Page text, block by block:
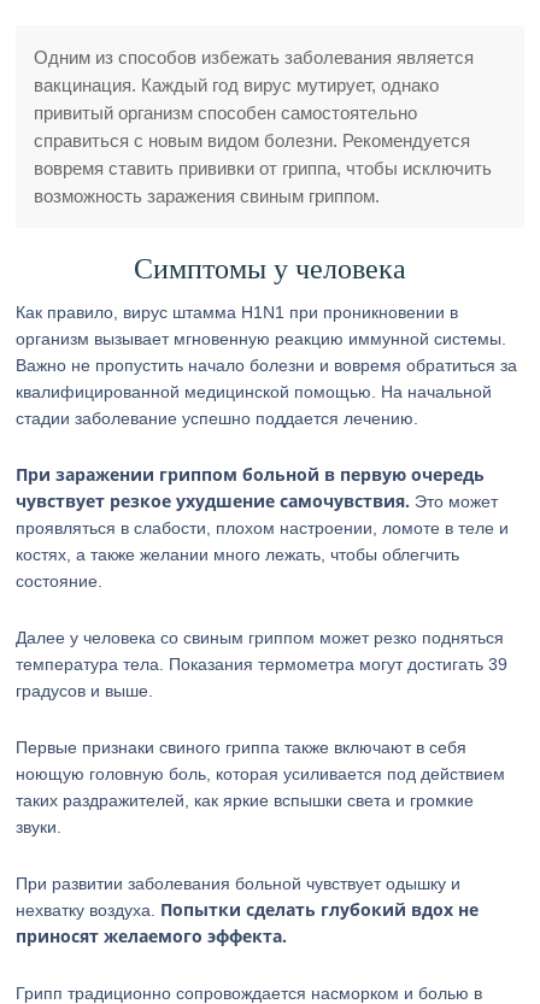
Одним из способов избежать заболевания является
вакцинация. Каждый год вирус мутирует, однако
привитый организм способен самостоятельно
справиться с новым видом болезни. Рекомендуется
вовремя ставить прививки от гриппа, чтобы исключить
возможность заражения свиным гриппом.
Симптомы у человека
Как правило, вирус штамма H1N1 при проникновении в
организм вызывает мгновенную реакцию иммунной системы.
Важно не пропустить начало болезни и вовремя обратиться за
квалифицированной медицинской помощью. На начальной
стадии заболевание успешно поддается лечению.
При заражении гриппом больной в первую очередь
чувствует резкое ухудшение самочувствия. Это может
проявляться в слабости, плохом настроении, ломоте в теле и
костях, а также желании много лежать, чтобы облегчить
состояние.
Далее у человека со свиным гриппом может резко подняться
температура тела. Показания термометра могут достигать 39
градусов и выше.
Первые признаки свиного гриппа также включают в себя
ноющую головную боль, которая усиливается под действием
таких раздражителей, как яркие вспышки света и громкие
звуки.
При развитии заболевания больной чувствует одышку и
нехватку воздуха. Попытки сделать глубокий вдох не
приносят желаемого эффекта.
Грипп традиционно сопровождается насморком и болью в